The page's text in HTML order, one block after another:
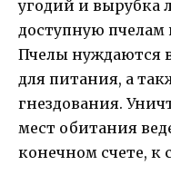
угодий и вырубка
доступную
Пчелы нуждаются
для питания, а
гнездования.
мест обитания
конечном счете,